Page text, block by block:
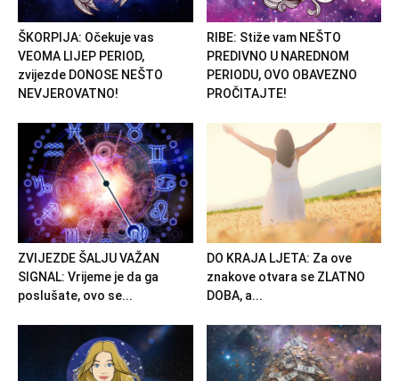
ŠKORPIJA: Očekuje vas
VEOMA LIJEP PERIOD,
zvijezde DONOSE NEŠTO
NEVJEROVATNO!
RIBE: Stiže vam NEŠTO
PREDIVNO U NAREDNOM
PERIODU, OVO OBAVEZNO
PROČITAJTE!
ZVIJEZDE ŠALJU VAŽAN
SIGNAL: Vrijeme je da ga
poslušate, ovo se...
DO KRAJA LJETA: Za ove
znakove otvara se ZLATNO
DOBA, a...